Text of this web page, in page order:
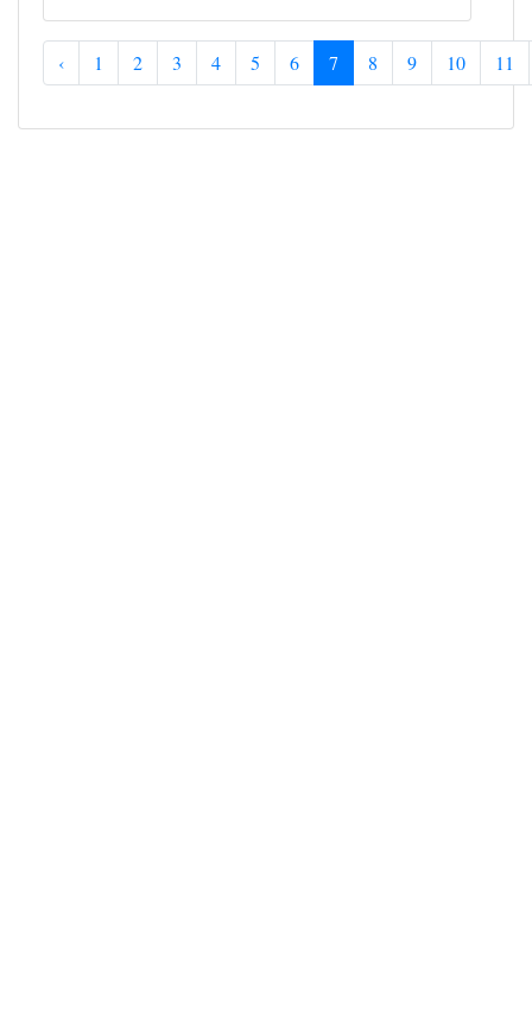
‹ 1 2 3 4 5 6 7 8 9 10 11